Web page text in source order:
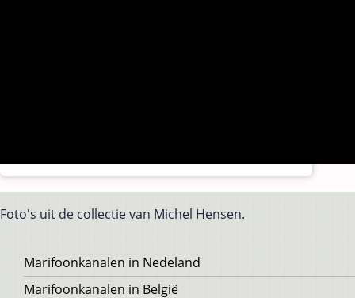
Foto's uit de collectie van Michel Hensen.
Voet
Marifoonkanalen in Nedeland
Marifoonkanalen in België